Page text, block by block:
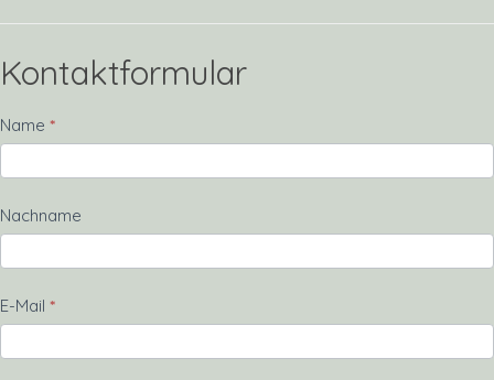
Kontaktformular
Kontakt
Name *
Nachname
E-Mail *